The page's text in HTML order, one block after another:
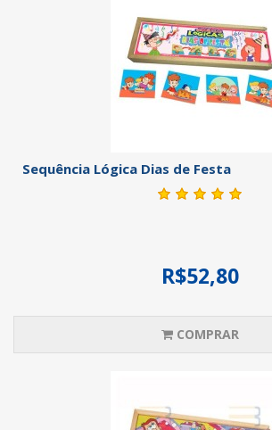
Sequência Lógica Dias de Festa
R$52,80
COMPRAR